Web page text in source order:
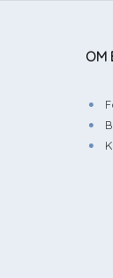
OM